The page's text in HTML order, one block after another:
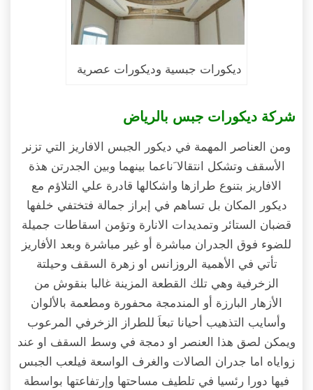
ديكورات جبسية وديكورات عصرية
شركة ديكورات جبس بالرياض
ومن العناصر المهمة في ديكور الجبس الافاريز التي تزنر
الأسقف وتشكل انتقالا َناعما بينهما وبين الجدرتن هذة
الافاريز بتنوع طرازها واشكالها قادرة علي التلاؤم مع
ديكور المكان بل تساهم في إبراز جمالة فتختفي خلفها
قضبان الستائر وتمديدات الانارة وتؤمن اسقاطات جميلة
للضوء فوق الجدران مباشرة أو غير مباشرة وبعد الأفاريز
تأتي في الأهمية الروزانس او زهرة السقف وحيلتة
الزخرفية وهي تلك القطعة المزينة غالبا بنقوش من
الأزهار البارزة أو المندمجة محفورة ومطعمة بالألوان
وأسايب التذهيب أحيانا تبعاَ للطراز الزخرفي المرعوب
ويمكن لصق هذا العنصر او دمجة في وسط السقف او عند
زواياه اما جدران الصالات والغرف الواسعة فيلعب الجبس
فيها دورا رئسيا في تلطيف مساحتها وإرتفاعتها بواسطة